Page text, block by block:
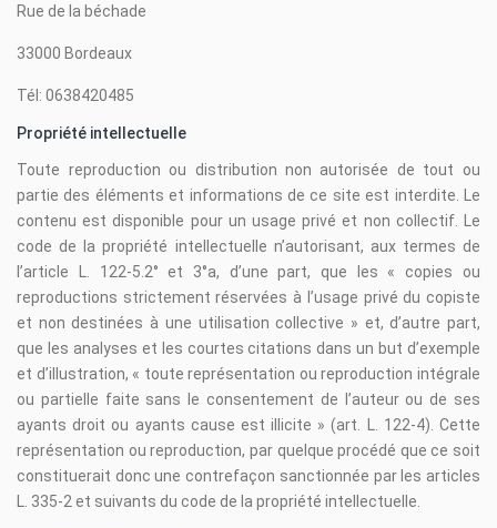
Rue de la béchade
33000 Bordeaux
Tél: 0638420485
Propriété intellectuelle
Toute reproduction ou distribution non autorisée de tout ou
partie des éléments et informations de ce site est interdite. Le
contenu est disponible pour un usage privé et non collectif. Le
code de la propriété intellectuelle n’autorisant, aux termes de
l’article L. 122-5.2° et 3°a, d’une part, que les « copies ou
reproductions strictement réservées à l’usage privé du copiste
et non destinées à une utilisation collective » et, d’autre part,
que les analyses et les courtes citations dans un but d’exemple
et d’illustration, « toute représentation ou reproduction intégrale
ou partielle faite sans le consentement de l’auteur ou de ses
ayants droit ou ayants cause est illicite » (art. L. 122-4). Cette
représentation ou reproduction, par quelque procédé que ce soit
constituerait donc une contrefaçon sanctionnée par les articles
L. 335-2 et suivants du code de la propriété intellectuelle.